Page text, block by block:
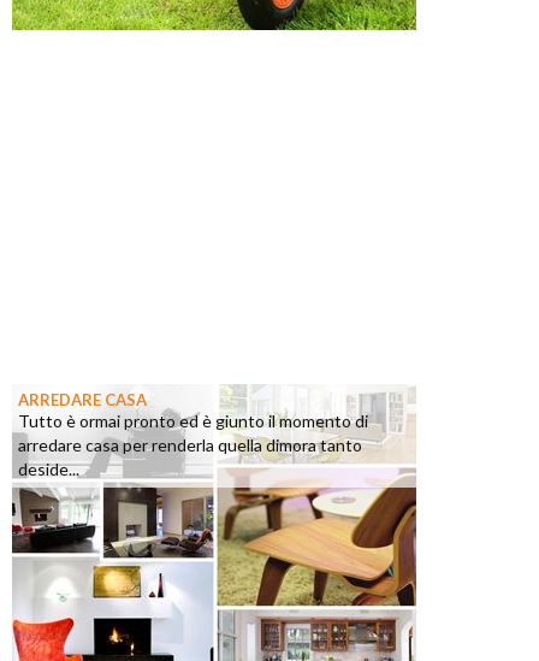
ARREDARE CASA
Tutto è ormai pronto ed è giunto il momento di
arredare casa per renderla quella dimora tanto
deside...